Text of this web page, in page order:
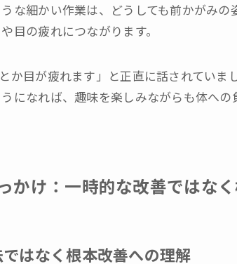
な細かい作業は、どうしても前かがみ
目の疲れにつながります。
か目が疲れます」と正直に話されてい
になれば、趣味を楽しみながらも体への
かけ：一時的な改善ではな
はなく根本改善への理解